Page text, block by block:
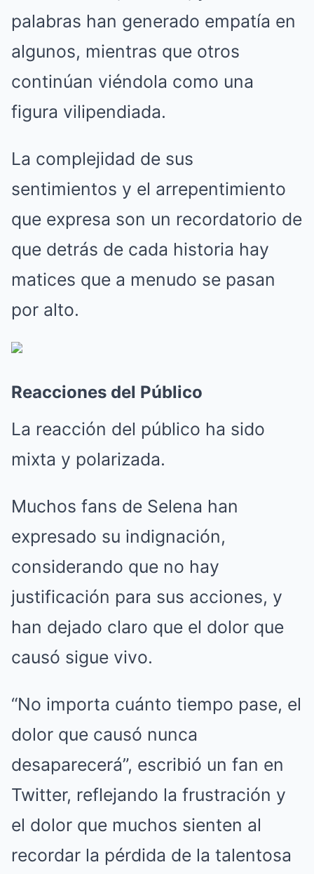
palabras han generado empatía en
algunos, mientras que otros
continúan viéndola como una
figura vilipendiada.
La complejidad de sus
sentimientos y el arrepentimiento
que expresa son un recordatorio de
que detrás de cada historia hay
matices que a menudo se pasan
por alto.
Reacciones del Público
La reacción del público ha sido
mixta y polarizada.
Muchos fans de Selena han
expresado su indignación,
considerando que no hay
justificación para sus acciones, y
han dejado claro que el dolor que
causó sigue vivo.
“No importa cuánto tiempo pase, el
dolor que causó nunca
desaparecerá”, escribió un fan en
Twitter, reflejando la frustración y
el dolor que muchos sienten al
recordar la pérdida de la talentosa